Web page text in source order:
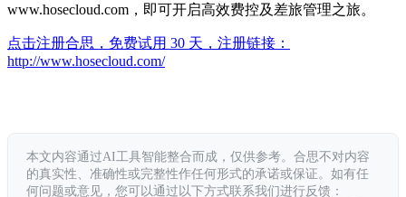
www.hosecloud.com，即可开启高效费控及差旅管理之旅。
点击注册合思，免费试用 30 天，注册链接：
http://www.hosecloud.com/
本文内容通过AI工具智能整合而成，仅供参考。合思不对内容
的真实性、准确性或完整性作任何形式的承诺或保证。如有任
何问题或意见，您可以通过以下方式联系我们进行反馈：